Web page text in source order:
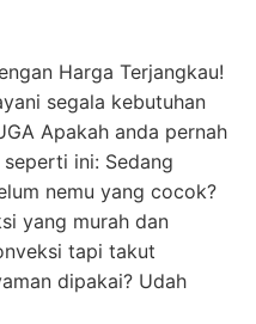
Harga Terjangkau!
segala kebutuhan
Apakah anda pernah
ini: Sedang
nemu yang cocok?
yang murah dan
tapi takut
dipakai? Udah